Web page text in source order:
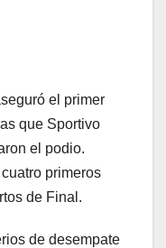
el primer
que Sportivo
el podio.
primeros
de Final.
de desempate